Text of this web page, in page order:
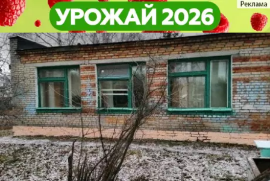
Стало известно о перспективах
ремонта школы в Ухтинке
Общество Стало известно о перспективах
ремонта школы в Ухтинке
Общество
Другие
новости по
теме
Погода и
курсы валют в
Пензе